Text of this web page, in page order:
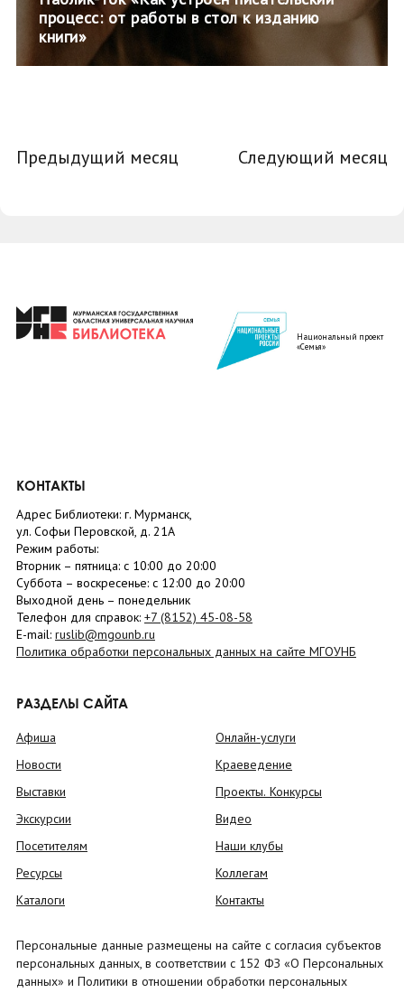
процесс: от работы в стол к изданию
книги»
Предыдущий месяц Следующий месяц
Национальный проект
«Семья»
КОНТАКТЫ
Адрес Библиотеки: г. Мурманск,
ул. Софьи Перовской, д. 21А
Режим работы:
Вторник – пятница: с 10:00 до 20:00
Суббота – воскресенье: c 12:00 до 20:00
Выходной день – понедельник
Телефон для справок: +7 (8152) 45-08-58
E-mail: ruslib@mgounb.ru
Политика обработки персональных данных на сайте МГОУНБ
РАЗДЕЛЫ САЙТА
Афиша
Новости
Выставки
Экскурсии
Посетителям
Ресурсы
Каталоги
Онлайн-услуги
Краеведение
Проекты. Конкурсы
Видео
Наши клубы
Коллегам
Контакты
Персональные данные размещены на сайте с согласия субъектов
персональных данных, в соответствии с 152 ФЗ «О Персональных
данных» и Политики в отношении обработки персональных